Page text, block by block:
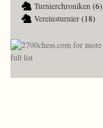
Turnierchroniken (6)
Vereinsturnier (18)